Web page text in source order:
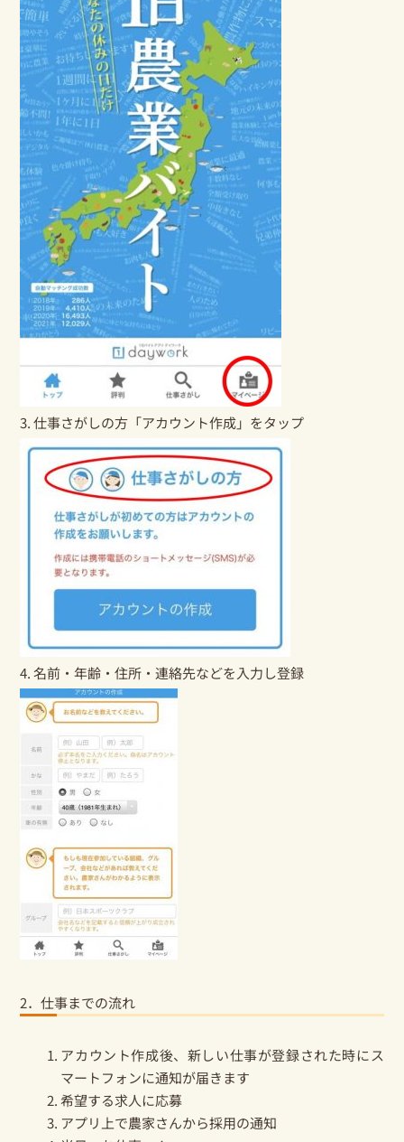
3. 仕事さがしの方「アカウント作成」をタップ
4. 名前・年齢・住所・連絡先などを入力し登録
2．仕事までの流れ
アカウント作成後、新しい仕事が登録された時にス
マートフォンに通知が届きます
希望する求人に応募
アプリ上で農家さんから採用の通知